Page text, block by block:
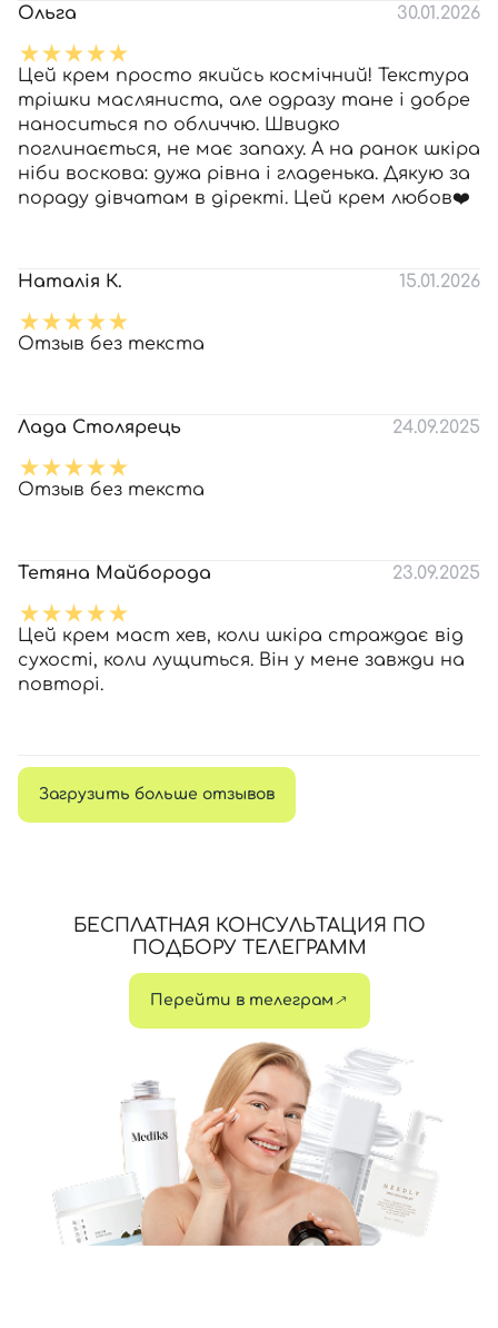
Ольга 30.01.2026
Цей крем просто якийсь космічний! Текстура
трішки масляниста, але одразу тане і добре
наноситься по обличчю. Швидко
поглинається, не має запаху. А на ранок шкіра
ніби воскова: дужа рівна і гладенька. Дякую за
пораду дівчатам в діректі. Цей крем любов❤️
Наталія К. 15.01.2026
Отзыв без текста
Лада Столярець 24.09.2025
Отзыв без текста
Тетяна Майборода 23.09.2025
Цей крем маст хев, коли шкіра страждає від
сухості, коли лущиться. Він у мене завжди на
повторі.
Загрузить больше отзывов
БЕСПЛАТНАЯ КОНСУЛЬТАЦИЯ ПО
ПОДБОРУ ТЕЛЕГРАММ
Перейти в телеграм